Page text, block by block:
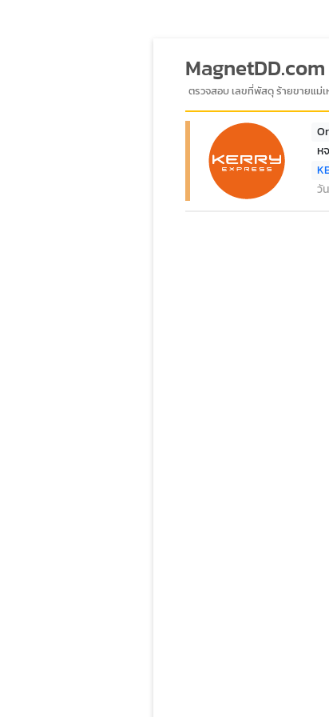
ตรวจสอบ เลขที่พัสดุ ร้ายขายแม่
ห
วั